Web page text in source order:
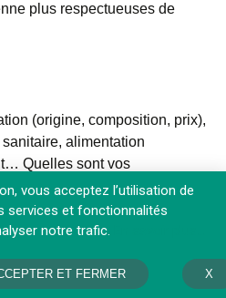
plus respectueuses de
(origine, composition, prix),
alimentation
Quelles sont vos
nourriture soit produite
qualité pour notre santé et
?
vous acceptez l’utilisation de
services et fonctionnalités
notre trafic.
ET FERMER X